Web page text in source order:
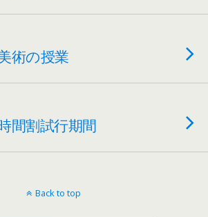
術の授業
間割試行期間
Back to top